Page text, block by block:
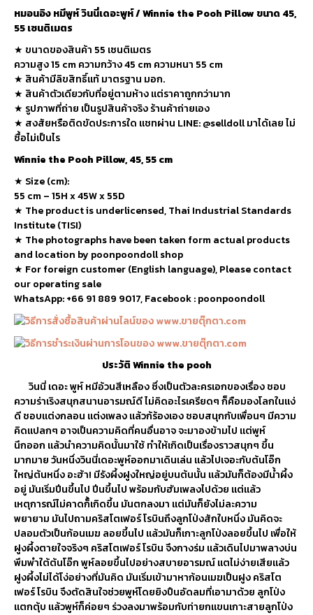
หมอนอิง หมีพูห์ วินนี่เดอะพูห์ / Winnie the Pooh Pillow ขนาด 45,
55 เซนติเมตร
★ ขนาดของสินค้า 55 เซนติเมตร
ความสูง 15 cm ความกว้าง 45 cm ความหนา 55 cm
★ สินค้ามีลิขสิทธิ์แท้ มาตรฐาน มอก.
★ สินค้าตัวเดียวกับที่อยู่ตามห้าง แต่ราคาถูกกว่ามาก
★ รูปภาพที่ถ่าย เป็นรูปสินค้าจริง ร้านค้าถ่ายเอง
★ สงสัยหรือติดขัดประการใด แชทผ่าน LINE: @selldoll มาได้เลย ไม่
ซื้อไม่เป็นไร
Winnie the Pooh Pillow, 45, 55 cm
★ Size (cm):
55 cm – 15H x 45W x 55D
★ The product is underlicensed, Thai Industrial Standards
Institute (TISI)
★ The photographs have been taken form actual products
and location by poonpoondoll shop
★ For foreign customer (English language), Please contact
our operating sale
WhatsApp: +66 91 889 9017, Facebook : poonpoondoll
ประวัติ Winnie the pooh
วินนี่เดอะพูห์หมีอ้วนสีเหลืองซึ่งเป็นตัวละครเอกของเรื่องชอบ
ความร่าเริงสนุกสนานอารมณ์ดีไม่คิดอะไรเครียดๆก็คือมองโลกในแง่
ดีชอบแต่งกลอน แต่งเพลงแล้วก้ร้องเองชอบสนุกกับเพื่อนๆ มีความ
คิดแปลกๆ อาจเป็นความคิดที่คนอื่นอาจจะมาองข้ามไป แต่พูห์
นึกออก แล้วนำความคิดนั้นมาใช้ทำให้เกิดเป็นเรื่องราวสนุกๆ ขึ้น
มากมายวันหนึ่งวินนี่เดอะพูห์ออกมาเดินเล่น แล้วไปเจอะกับต้นโอ๊ก
ใหญ่ต้นหนึ่งอะฮ้า! มีรังผึ้งฝูงใหญ่อยู่บนต้นนั้น แล้วมันก็ต้องมีน้ำผึ้ง
อยู่ มันเริ่มปีนขึ้นไปปีนขึ้นไปพร้อมกับฮัมเพลงไปด้วย แต่แล้ว
เหตุการณ์ไม่คาดก็้เกิดขึ้น มันตกลงมา แต่มันก็ยังไม่ละความ
พยายาม มันไปถามคริสโตเฟอร์โรบินถึงลูกโป่งสักใบหนึ่งมันคิดจะ
ปลอมตัวเป็นก้อนเมฆ ลอยขึ้นไป แล้วมันก็เกาะลูกโป่งลอยขึ้นไป เพื่อให้
ฝูงผึ้งตายใจจริงๆ คริสโตเฟอร์โรบินจึงกางร่ม แล้วเดินไปมาพลางบ่น
พึมพำใต้ต้นโอ๊กพูห์ลอยขึ้นไปอย่างสบายอารมณ์แตไม่ง่ายเสียแล้ว
ฝูงผึ้งไม่ได้โง่อย่างที่มันคิด มันเริ่มเข้ามาหาก้อนเมฆเป็นฝูงคริสโต
เฟอร์โรบินจึงตัดสินใจช่วยพูห์โดยยิงปืนอัดลมที่เอามาด้วย ลูกโป่ง
แตกตุ้บ แล้วพูห์ก็ค่อยๆ ร่วงลงมาพร้อมกับท่ายกแขนเกาะสายลูกโป่ง